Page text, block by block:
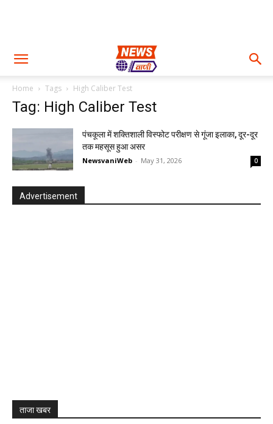
Home Tags High Caliber Test
Tag: High Caliber Test
पंचकूला में शक्तिशाली विस्फोट परीक्षण से गूंजा इलाका, दूर-दूर
तक महसूस हुआ असर
NewsvaniWeb - May 31, 2026 0
Advertisement
ताजा खबर